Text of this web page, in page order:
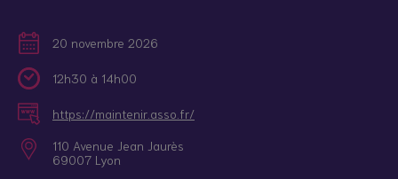
20 novembre 2026
12h30 à 14h00
https://maintenir.asso.fr/
110 Avenue Jean Jaurès
69007 Lyon